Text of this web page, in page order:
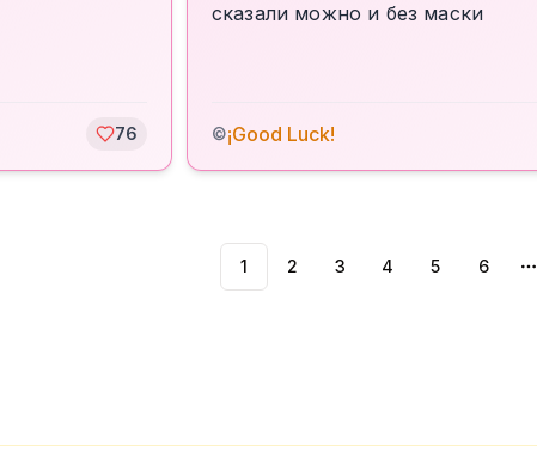
76
сказали можно и без маски
©¡Good Luck!
1 2 3 4 5 6